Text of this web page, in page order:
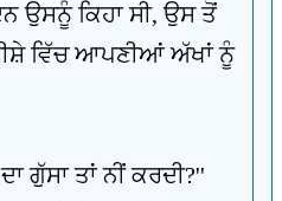
ਉਸਨੂੰ ਕਿਹਾ ਸੀ, ਉਸ ਤੋਂ
ਵਿੱਚ ਆਪਣੀਆਂ ਅੱਖਾਂ ਨੂੰ
ਗੁੱਸਾ ਤਾਂ ਨੀਂ ਕਰਦੀ?''